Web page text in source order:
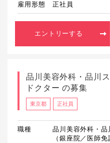
雇用形態 正社員
エントリーする
品川美容外科・品川
ドクター の募集
東京都 正社員
職種
品川美容外科・品
（銀座院／医師